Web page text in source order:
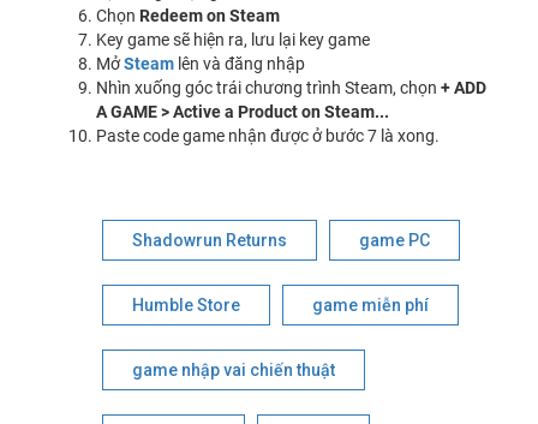
Chọn Redeem on Steam
Key game sẽ hiện ra, lưu lại key game
MởSteam lên và đăng nhập
Nhìn xuống góc trái chương trình Steam, chọn + ADD
A GAME > Active a Product on Steam...
Paste code game nhận được ở bước 7 là xong.
Shadowrun Returns game PC
Humble Store game miễn phí
game nhập vai chiến thuật